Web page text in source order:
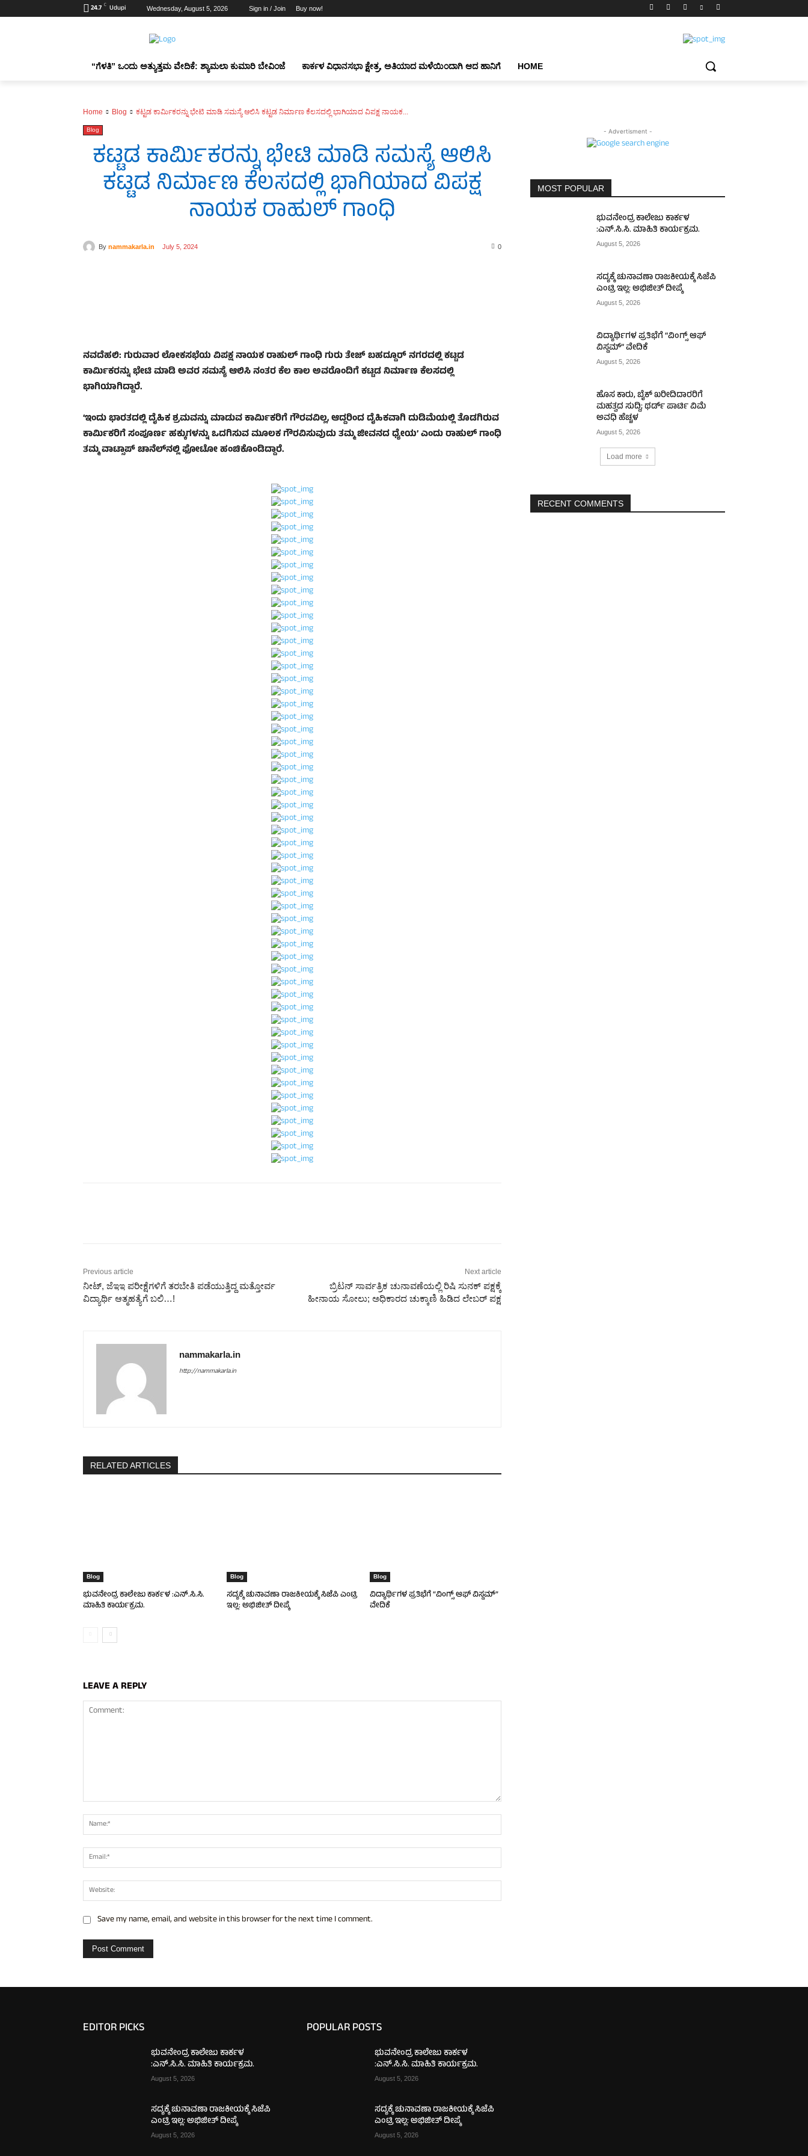
24.7 C Udupi Wednesday, August 5, 2026 Sign in / Join Buy now!
“ಗೆಳತಿ” ಒಂದು ಅತ್ಯುತ್ತಮ ವೇದಿಕೆ: ಶ್ಯಾಮಲಾ ಕುಮಾರಿ ಬೇವಿಂಜೆ ಕಾರ್ಕಳ ವಿಧಾನಸಭಾ ಕ್ಷೇತ್ರ, ಅತಿಯಾದ ಮಳೆಯಿಂದಾಗಿ ಆದ ಹಾನಿಗೆ HOME
Home Blog ಕಟ್ಟಡ ಕಾರ್ಮಿಕರನ್ನು ಭೇಟಿ ಮಾಡಿ ಸಮಸ್ಯೆ ಆಲಿಸಿ ಕಟ್ಟಡ ನಿರ್ಮಾಣ ಕೆಲಸದಲ್ಲಿ ಭಾಗಿಯಾದ ವಿಪಕ್ಷ ನಾಯಕ...
Blog
ಕಟ್ಟಡ ಕಾರ್ಮಿಕರನ್ನು ಭೇಟಿ ಮಾಡಿ ಸಮಸ್ಯೆ ಆಲಿಸಿ
ಕಟ್ಟಡ ನಿರ್ಮಾಣ ಕೆಲಸದಲ್ಲಿ ಭಾಗಿಯಾದ ವಿಪಕ್ಷ
ನಾಯಕ ರಾಹುಲ್ ಗಾಂಧಿ
By nammakarla.in July 5, 2024 0
ನವದೆಹಲಿ: ಗುರುವಾರ ಲೋಕಸಭೆಯ ವಿಪಕ್ಷ ನಾಯಕ ರಾಹುಲ್‌ ಗಾಂಧಿ ಗುರು ತೇಜ್ ಬಹದ್ದೂರ್ ನಗರದಲ್ಲಿ ಕಟ್ಟಡ
ಕಾರ್ಮಿಕರನ್ನು ಭೇಟಿ ಮಾಡಿ ಅವರ ಸಮಸ್ಯೆ ಆಲಿಸಿ ನಂತರ ಕೆಲ ಕಾಲ ಅವರೊಂದಿಗೆ ಕಟ್ಟಡ ನಿರ್ಮಾಣ ಕೆಲಸದಲ್ಲಿ
ಭಾಗಿಯಾಗಿದ್ದಾರೆ.
‘ಇಂದು ಭಾರತದಲ್ಲಿ ದೈಹಿಕ ಶ್ರಮವನ್ನು ಮಾಡುವ ಕಾರ್ಮಿಕರಿಗೆ ಗೌರವವಿಲ್ಲ, ಆದ್ದರಿಂದ ದೈಹಿಕವಾಗಿ ದುಡಿಮೆಯಲ್ಲಿ ತೊಡಗಿರುವ
ಕಾರ್ಮಿಕರಿಗೆ ಸಂಪೂರ್ಣ ಹಕ್ಕುಗಳನ್ನು ಒದಗಿಸುವ ಮೂಲಕ ಗೌರವಿಸುವುದು ತಮ್ಮ ಜೀವನದ ಧ್ಯೇಯ’ ಎಂದು ರಾಹುಲ್ ಗಾಂಧಿ
ತಮ್ಮ ವಾಟ್ಸಾಪ್ ಚಾನೆಲ್‌ನಲ್ಲಿ ಫೋಟೋ ಹಂಚಿಕೊಂಡಿದ್ದಾರೆ.
Previous article
ನೀಟ್‌, ಜೆಇಇ ಪರೀಕ್ಷೆಗಳಿಗೆ ತರಬೇತಿ ಪಡೆಯುತ್ತಿದ್ದ ಮತ್ತೋರ್ವ
ವಿದ್ಯಾರ್ಥಿ ಆತ್ಮಹತ್ಯೆಗೆ ಬಲಿ…!
Next article
ಬ್ರಿಟನ್ ಸಾರ್ವತ್ರಿಕ ಚುನಾವಣೆಯಲ್ಲಿ ರಿಷಿ ಸುನಕ್ ಪಕ್ಷಕ್ಕೆ
ಹೀನಾಯ ಸೋಲು; ಅಧಿಕಾರದ ಚುಕ್ಕಾಣಿ ಹಿಡಿದ ಲೇಬರ್ ಪಕ್ಷ
nammakarla.in
http://nammakarla.in
RELATED ARTICLES
Blog
ಭುವನೇಂದ್ರ ಕಾಲೇಜು ಕಾರ್ಕಳ :ಎನ್.ಸಿ.ಸಿ.
ಮಾಹಿತಿ ಕಾರ್ಯಕ್ರಮ.
Blog
ಸದ್ಯಕ್ಕೆ ಚುನಾವಣಾ ರಾಜಕೀಯಕ್ಕೆ ಸಿಜೆಪಿ ಎಂಟ್ರಿ
ಇಲ್ಲ: ಅಭಿಜೀತ್ ದೀಪ್ಕೆ
Blog
ವಿದ್ಯಾರ್ಥಿಗಳ ಪ್ರತಿಭೆಗೆ “ವಿಂಗ್ಸ್ ಆಫ್ ವಿಸ್ಡಮ್”
ವೇದಿಕೆ
LEAVE A REPLY
Save my name, email, and website in this browser for the next time I comment.
- Advertisment -
MOST POPULAR
ಭುವನೇಂದ್ರ ಕಾಲೇಜು ಕಾರ್ಕಳ
:ಎನ್.ಸಿ.ಸಿ. ಮಾಹಿತಿ ಕಾರ್ಯಕ್ರಮ.
August 5, 2026
ಸದ್ಯಕ್ಕೆ ಚುನಾವಣಾ ರಾಜಕೀಯಕ್ಕೆ ಸಿಜೆಪಿ
ಎಂಟ್ರಿ ಇಲ್ಲ: ಅಭಿಜೀತ್ ದೀಪ್ಕೆ
August 5, 2026
ವಿದ್ಯಾರ್ಥಿಗಳ ಪ್ರತಿಭೆಗೆ “ವಿಂಗ್ಸ್ ಆಫ್
ವಿಸ್ಡಮ್” ವೇದಿಕೆ
August 5, 2026
ಹೊಸ ಕಾರು, ಬೈಕ್ ಖರೀದಿದಾರರಿಗೆ
ಮಹತ್ವದ ಸುದ್ದಿ; ಥರ್ಡ್ ಪಾರ್ಟಿ ವಿಮೆ
ಅವಧಿ ಹೆಚ್ಚಳ
August 5, 2026
Load more
RECENT COMMENTS
EDITOR PICKS
ಭುವನೇಂದ್ರ ಕಾಲೇಜು ಕಾರ್ಕಳ
:ಎನ್.ಸಿ.ಸಿ. ಮಾಹಿತಿ ಕಾರ್ಯಕ್ರಮ.
August 5, 2026
ಸದ್ಯಕ್ಕೆ ಚುನಾವಣಾ ರಾಜಕೀಯಕ್ಕೆ ಸಿಜೆಪಿ
ಎಂಟ್ರಿ ಇಲ್ಲ: ಅಭಿಜೀತ್ ದೀಪ್ಕೆ
August 5, 2026
POPULAR POSTS
ಭುವನೇಂದ್ರ ಕಾಲೇಜು ಕಾರ್ಕಳ
:ಎನ್.ಸಿ.ಸಿ. ಮಾಹಿತಿ ಕಾರ್ಯಕ್ರಮ.
August 5, 2026
ಸದ್ಯಕ್ಕೆ ಚುನಾವಣಾ ರಾಜಕೀಯಕ್ಕೆ ಸಿಜೆಪಿ
ಎಂಟ್ರಿ ಇಲ್ಲ: ಅಭಿಜೀತ್ ದೀಪ್ಕೆ
August 5, 2026